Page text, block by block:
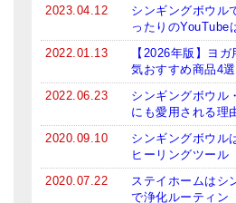
シンギングボウル講座
初級講座
倍音呼吸法レッスン
ビギナー講師・養成講座
2023.04.12
シンギングボウル
ったりのYouTube
2022.01.13
【2026年版】ヨ
気おすすめ商品4選
2022.06.23
シンギングボウル
にも愛用される理
2020.09.10
シンギングボウル
ヒーリングツール
2020.07.22
ステイホームはシ
で浄化ルーティン